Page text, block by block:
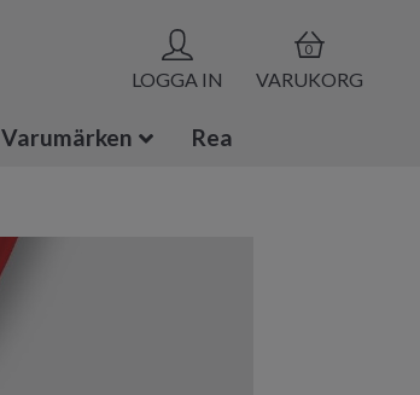
LOGGA IN
0
VARUKORG
Varumärken Rea